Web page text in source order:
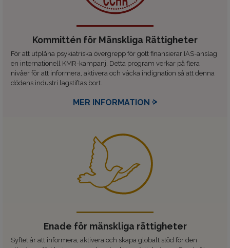
Kommittén för Mänskliga Rättigheter
För att utplåna psykiatriska övergrepp för gott finansierar IAS-anslag
en internationell KMR-kampanj. Detta program verkar på flera
nivåer för att informera, aktivera och väcka indignation så att denna
dödens industri lagstiftas bort.
MER INFORMATION
Enade för mänskliga rättigheter
Syftet är att informera, aktivera och skapa globalt stöd för den